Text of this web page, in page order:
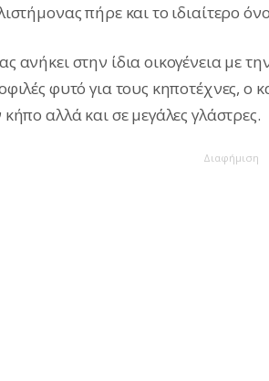
πήρε και το ιδιαίτερο
ανήκει στην ίδια οικογένεια με
φυτό για τους κηποτέχνες, ο
αλλά και σε μεγάλες γλάστρες.
Διαφήμιση